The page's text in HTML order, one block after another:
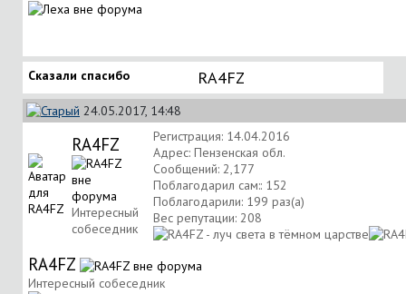
Сказали спасибо RA4FZ
24.05.2017, 14:48
RA4FZ
Интересный
собеседник
Регистрация: 14.04.2016
Адрес: Пензенская обл.
Сообщений: 2,177
Поблагодарил сам:: 152
Поблагодарили: 199 раз(а)
Вес репутации: 208
RA4FZ
Интересный собеседник